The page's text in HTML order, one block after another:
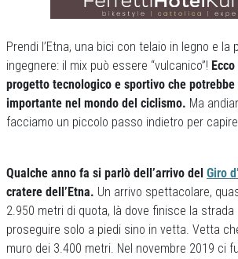
Prendi l’Etna, una bici con telaio in legno e la
ingegnere: il mix può essere “vulcanico”!
progetto tecnologico e sportivo che potrebbe
importante nel mondo del ciclismo. Ma
facciamo un piccolo passo indietro per
Qualche anno fa si parlò dell’arrivo del Giro
cratere dell’Etna. Un arrivo spettacolare,
2.950 metri di quota, là dove finisce la
proseguire solo a piedi sino in vetta. Vetta
muro dei 3.400 metri. Nel novembre 2019 ci